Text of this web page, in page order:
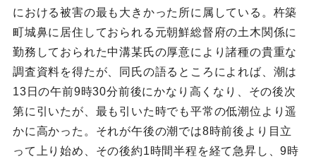
における被害の最も大きかった所に属している。杵築
町城鼻に居住しておられる元朝鮮総督府の土木関係に
勤務しておられた中溝某氏の厚意により諸種の貴重な
調査資料を得たが、同氏の語るところによれば、潮は
13日の午前9時30分前後にかなり高くなり、その後次
第に引いたが、最も引いた時でも平常の低潮位より遥
かに高かった。それが午後の潮では8時前後より目立
って上り始め、その後約1時間半程を経て急昇し、9時